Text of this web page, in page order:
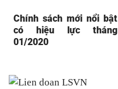
Chính sách mới nổi bật
có hiệu lực tháng
01/2020